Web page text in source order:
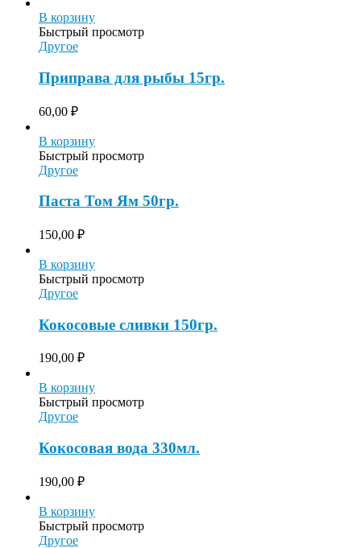
В корзину
Быстрый просмотр
Другое
Приправа для рыбы 15гр.
60,00 ₽
В корзину
Быстрый просмотр
Другое
Паста Том Ям 50гр.
150,00 ₽
В корзину
Быстрый просмотр
Другое
Кокосовые сливки 150гр.
190,00 ₽
В корзину
Быстрый просмотр
Другое
Кокосовая вода 330мл.
190,00 ₽
В корзину
Быстрый просмотр
Другое